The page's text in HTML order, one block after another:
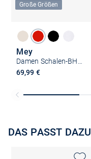
Große Größen
Mey
69,99 €
DAS PASST DAZU